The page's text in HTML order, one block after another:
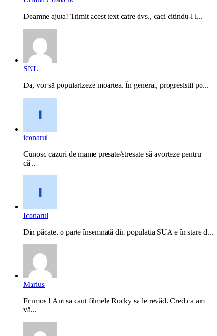
Doamne ajuta! Trimit acest text catre dvs., caci citindu-l l...
SNL
Da, vor să popularizeze moartea. În general, progresiștii po...
iconarul
Cunosc cazuri de mame presate/stresate să avorteze pentru
că...
Iconarul
Din păcate, o parte însemnată din populația SUA e în stare d...
Marius
Frumos ! Am sa caut filmele Rocky sa le revăd. Cred ca am
vă...